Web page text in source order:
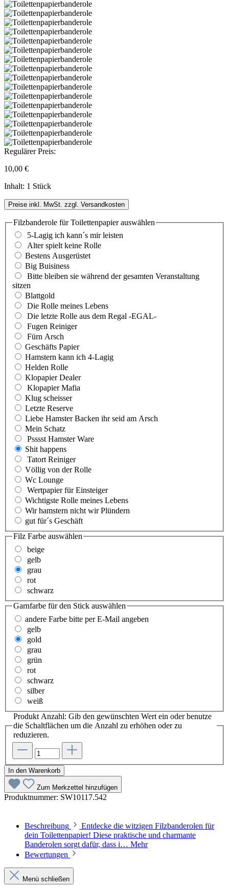
Regulärer Preis:
10,00 €
Inhalt: 1 Stück
Preise inkl. MwSt. zzgl. Versandkosten
Filzbanderole für Toilettenpapierauswählen
5-Lagig ich kann´s mir leisten
Alter spielt keine Rolle
Bestens Ausgerüstet
Big Buisiness
Bitte bleiben sie während der gesamten Veranstaltung
sitzen
Blattgold
Die Rolle meines Lebens
Die letzte Rolle aus dem Regal -EGAL-
Fugen Reiniger
Fürn Arsch
Geschäfts Papier
Hamstern kann ich 4-Lagig
Helden Rolle
Klopapier Dealer
Klopapier Mafia
Klug scheisser
Letzte Reserve
Liebe Hamster Backen ihr seid am Arsch
Mein Schatz
Psssst Hamster Ware
Shit happens
Tatort Reiniger
Völlig von der Rolle
Wc Lounge
Wertpapier für Einsteiger
Wichtigste Rolle meines Lebens
Wir hamstern nicht wir Plündern
gut für´s Geschäft
Filz Farbe auswählen
beige
gelb
grau
rot
schwarz
Garnfarbe für den Stick auswählen
andere Farbe bitte per E-Mail angeben
gelb
gold
grau
grün
rot
schwarz
silber
weiß
Produkt Anzahl: Gib den gewünschten Wert ein oder benutze
die Schaltflächen um die Anzahl zu erhöhen oder zu
reduzieren.
In den Warenkorb
Zum Merkzettel hinzufügen
Produktnummer: SW10117.542
Beschreibung
Entdecke die witzigen Filzbanderolen für
dein Toilettenpapier! Diese praktische und charmante
Banderolen sorgt dafür, dass i… Mehr
Bewertungen
Menü schließen